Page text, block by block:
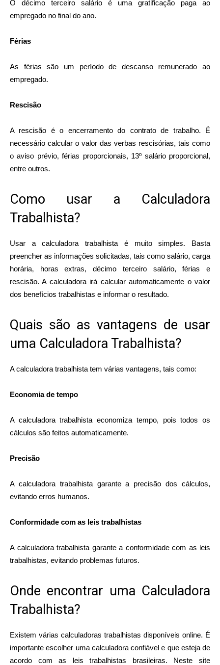
O décimo terceiro salário é uma gratificação paga ao
empregado no final do ano.
Férias
As férias são um período de descanso remunerado ao
empregado.
Rescisão
A rescisão é o encerramento do contrato de trabalho. É
necessário calcular o valor das verbas rescisórias, tais como
o aviso prévio, férias proporcionais, 13º salário proporcional,
entre outros.
Como usar a Calculadora
Trabalhista?
Usar a calculadora trabalhista é muito simples. Basta
preencher as informações solicitadas, tais como salário, carga
horária, horas extras, décimo terceiro salário, férias e
rescisão. A calculadora irá calcular automaticamente o valor
dos benefícios trabalhistas e informar o resultado.
Quais são as vantagens de usar
uma Calculadora Trabalhista?
A calculadora trabalhista tem várias vantagens, tais como:
Economia de tempo
A calculadora trabalhista economiza tempo, pois todos os
cálculos são feitos automaticamente.
Precisão
A calculadora trabalhista garante a precisão dos cálculos,
evitando erros humanos.
Conformidade com as leis trabalhistas
A calculadora trabalhista garante a conformidade com as leis
trabalhistas, evitando problemas futuros.
Onde encontrar uma Calculadora
Trabalhista?
Existem várias calculadoras trabalhistas disponíveis online. É
importante escolher uma calculadora confiável e que esteja de
acordo com as leis trabalhistas brasileiras. Neste site